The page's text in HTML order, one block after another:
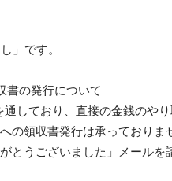
」です。
書の発行について
しており、直接の金銭のや
の領収書発行は承っておりま
とうございました」メールを